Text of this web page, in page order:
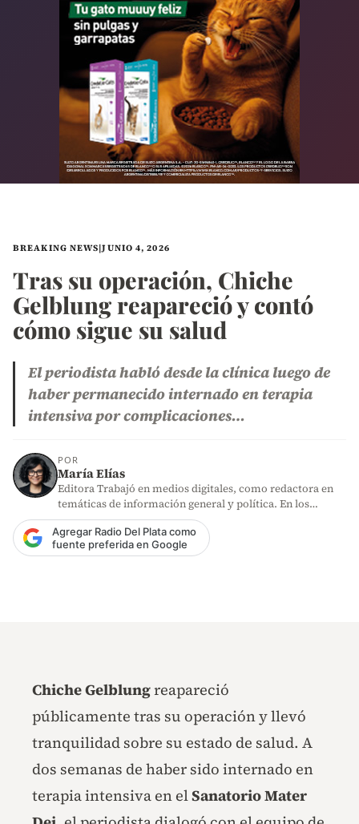
BREAKING NEWS|JUNIO 4, 2026
Tras su operación, Chiche
Gelblung reapareció y contó
cómo sigue su salud
El periodista habló desde la clínica luego de
haber permanecido internado en terapia
intensiva por complicaciones…
POR
María Elías
Editora Trabajó en medios digitales, como redactora en
temáticas de información general y política. En los
últimos años,…
Agregar Radio Del Plata como
fuente preferida en Google
Chiche Gelblungreapareció
públicamente tras su operación y llevó
tranquilidad sobre su estado de salud. A
dos semanas de haber sido internado en
terapia intensiva en elSanatorio Mater